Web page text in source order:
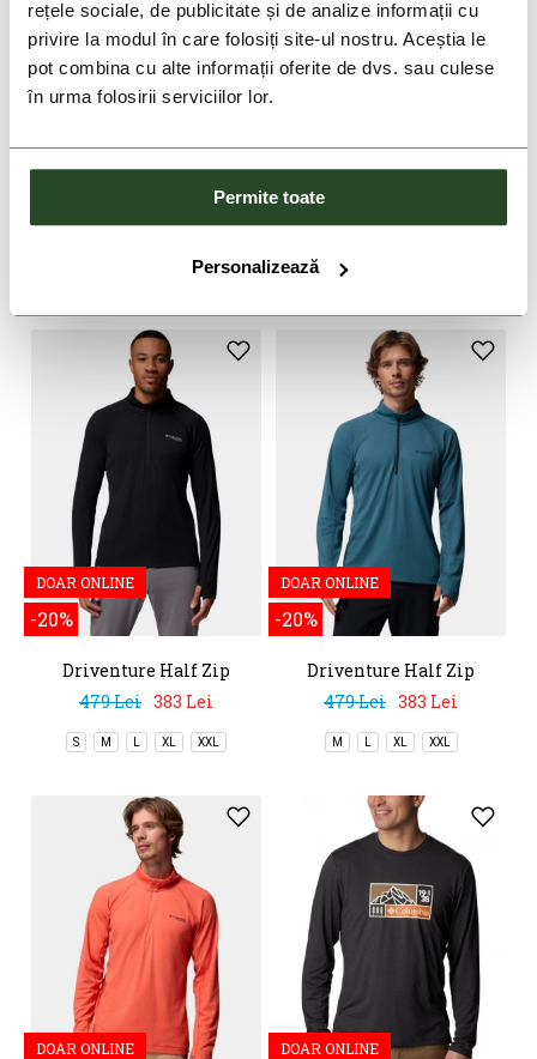
rețele sociale, de publicitate și de analize informații cu
privire la modul în care folosiți site-ul nostru. Aceștia le
pot combina cu alte informații oferite de dvs. sau culese
în urma folosirii serviciilor lor.
Permite toate
Personalizează
-20%
Tech Trail Long Sleeve
Crew II
XXL
-50%
Tech Trail Utility Warm
Long Sleeve Crew
DOAR ONLINE
-20%
Driventure Half Zip
479 Lei 383 Lei
S M L XL XXL
DOAR ONLINE
-20%
Driventure Half Zip
479 Lei 383 Lei
M L XL XXL
DOAR ONLINE DOAR ONLINE